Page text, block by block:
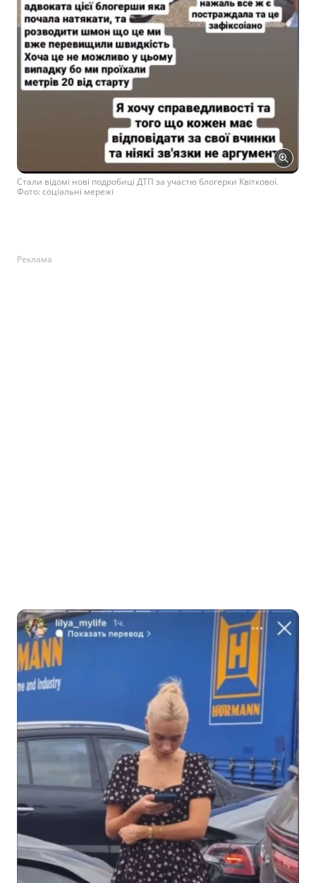
Стали відомі нові подробиці ДТП за участю блогерки Квіткової.
Фото: соціальні мережі
Реклама